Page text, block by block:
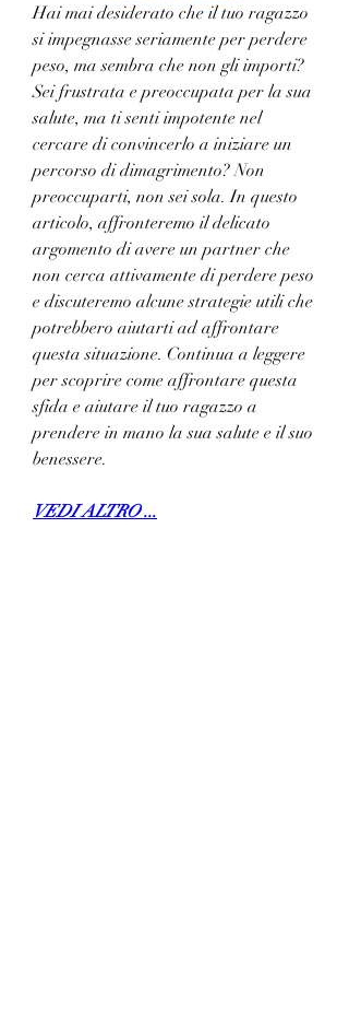
Hai mai desiderato che il tuo ragazzo
si impegnasse seriamente per perdere
peso, ma sembra che non gli importi?
Sei frustrata e preoccupata per la sua
salute, ma ti senti impotente nel
cercare di convincerlo a iniziare un
percorso di dimagrimento? Non
preoccuparti, non sei sola. In questo
articolo, affronteremo il delicato
argomento di avere un partner che
non cerca attivamente di perdere peso
e discuteremo alcune strategie utili che
potrebbero aiutarti ad affrontare
questa situazione. Continua a leggere
per scoprire come affrontare questa
sfida e aiutare il tuo ragazzo a
prendere in mano la sua salute e il suo
benessere.
VEDI ALTRO ...